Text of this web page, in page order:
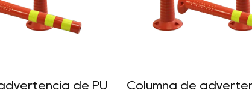
de PU
Columna de